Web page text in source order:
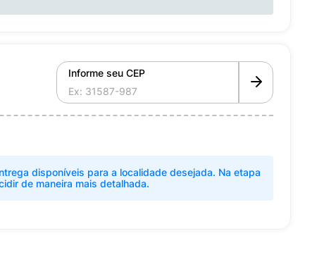
Informe seu CEP
disponíveis para a localidade desejada. Na etapa
de maneira mais detalhada.